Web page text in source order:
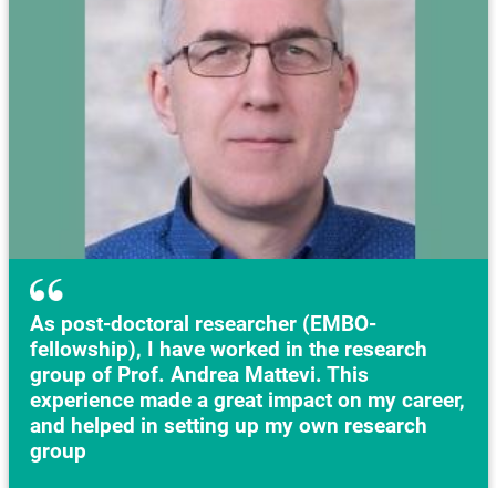
As post-doctoral researcher (EMBO-
fellowship), I have worked in the research
group of Prof. Andrea Mattevi. This
experience made a great impact on my career,
and helped in setting up my own research
group